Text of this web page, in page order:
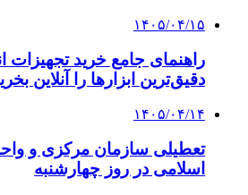
۱۴۰۵/۰۴/۱۵
راهنمای جامع خرید تجهیزات
دقیق‌ترین ابزارها را آنلاین
۱۴۰۵/۰۴/۱۴
تعطیلی سازمان مرکزی و
اسلامی در روز چهارشنبه